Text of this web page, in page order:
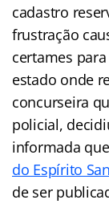
cadastro
frustração
certames
estado onde
concurseira
policial,
informada
do Espírito
de ser